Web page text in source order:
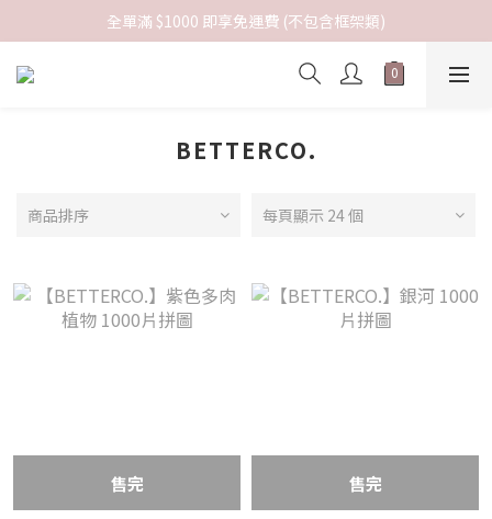
全單滿 $1000 即享免運費 (不包含框架類)
BETTERCO.
商品排序 每頁顯示 24 個
售完 售完